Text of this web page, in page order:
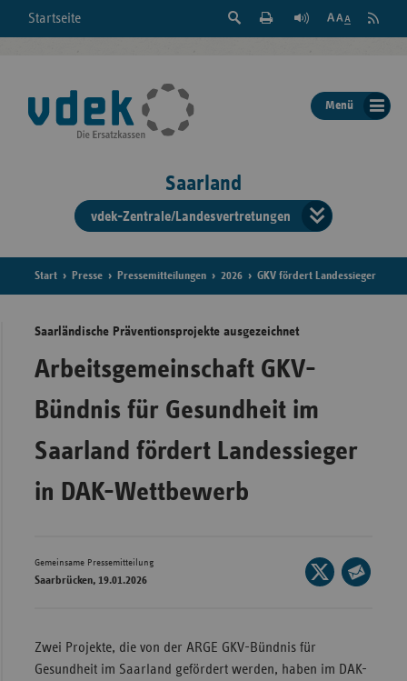
Startseite
Suche
der
Seite
Feed
Menü
Saarland
vdek-Zentrale/Landesvertretungen
der
Start Presse Pressemitteilungen 2026 GKV fördert Landessieger
Saarländische Präventionsprojekte ausgezeichnet
Arbeitsgemeinschaft GKV-
Bündnis für Gesundheit im
Saarland fördert Landessieger
in DAK-Wettbewerb
Gemeinsame Pressemitteilung
Saarbrücken, 19.01.2026
Seite
auf
Mail
Zwei Projekte, die von der ARGE GKV-Bündnis für
Gesundheit im Saarland gefördert werden, haben im DAK-